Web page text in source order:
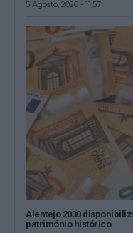
5 Agosto, 2026 - 11:57
Alentejo 2030
património histórico